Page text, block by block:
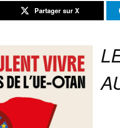
Partager sur X